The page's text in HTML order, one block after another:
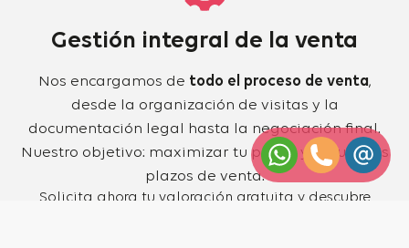
Gestión integral de la venta
Nos encargamos de todo el proceso de venta,
desde la organización de visitas y la
documentación legal hasta la negociación final.
Nuestro objetivo: maximizar tu precio y reducir los
plazos de venta.
Solicita ahora tu valoración gratuita y descubre